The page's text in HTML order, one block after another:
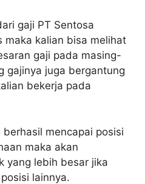
gaji PT Sentosa
kalian bisa melihat
gaji pada masing-
gajinya juga bergantung
bekerja pada
mencapai posisi
maka akan
yang lebih besar jika
lainnya.